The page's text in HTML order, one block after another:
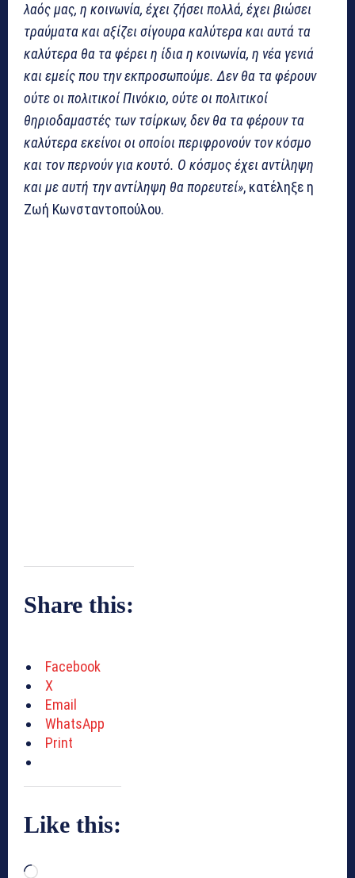
λαός μας, η κοινωνία, έχει ζήσει πολλά, έχει βιώσει
τραύματα και αξίζει σίγουρα καλύτερα και αυτά τα
καλύτερα θα τα φέρει η ίδια η κοινωνία, η νέα γενιά
και εμείς που την εκπροσωπούμε. Δεν θα τα φέρουν
ούτε οι πολιτικοί Πινόκιο, ούτε οι πολιτικοί
θηριοδαμαστές των τσίρκων, δεν θα τα φέρουν τα
καλύτερα εκείνοι οι οποίοι περιφρονούν τον κόσμο
και τον περνούν για κουτό. Ο κόσμος έχει αντίληψη
και με αυτή την αντίληψη θα πορευτεί», κατέληξε η
Ζωή Κωνσταντοπούλου.
Share this:
Facebook
X
Email
WhatsApp
Print
Like this:
L